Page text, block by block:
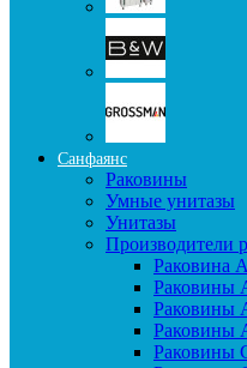
Санфаянс
Раковины
Умные унитазы
Унитазы
Производители
Раковина
Раковины
Раковины
Раковины
Раковины